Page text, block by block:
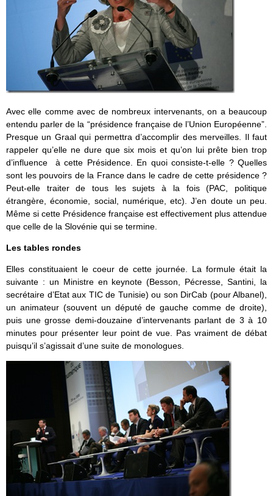
Avec elle comme avec de nombreux intervenants, on a beaucoup
entendu parler de la “présidence française de l’Union Européenne”.
Presque un Graal qui permettra d’accomplir des merveilles. Il faut
rappeler qu’elle ne dure que six mois et qu’on lui prête bien trop
d’influence à cette Présidence. En quoi consiste-t-elle ? Quelles
sont les pouvoirs de la France dans le cadre de cette présidence ?
Peut-elle traiter de tous les sujets à la fois (PAC, politique
étrangère, économie, social, numérique, etc). J’en doute un peu.
Même si cette Présidence française est effectivement plus attendue
que celle de la Slovénie qui se termine.
Les tables rondes
Elles constituaient le coeur de cette journée. La formule était la
suivante : un Ministre en keynote (Besson, Pécresse, Santini, la
secrétaire d’Etat aux TIC de Tunisie) ou son DirCab (pour Albanel),
un animateur (souvent un député de gauche comme de droite),
puis une grosse demi-douzaine d’intervenants parlant de 3 à 10
minutes pour présenter leur point de vue. Pas vraiment de débat
puisqu’il s’agissait d’une suite de monologues.